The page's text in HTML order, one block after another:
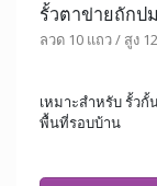
รั้วตาข่ายถักป
ลวด 10 แถว / สูง
เหมาะสำหรับ รั้ว
พื้นที่รอบบ้าน